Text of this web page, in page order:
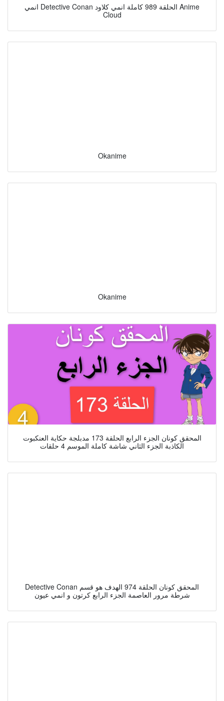
انمي Detective Conan الحلقة 989 كاملة انمي كلاود Anime
Cloud
Okanime
Okanime
المحقق كونان الجزء الرابع الحلقة 173 مدبلجة حكاية العنكبوت
الكاذبة الجزء الثاني شاشة كاملة الموسم 4 حلقات
Detective Conan المحقق كونان الحلقة 974 الهدف هو قسم
شرطة مرور العاصمة الجزء الرابع كرتون و انمي عيون